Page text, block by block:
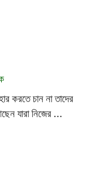
করতে চান না তাদের
যারা নিজের ...